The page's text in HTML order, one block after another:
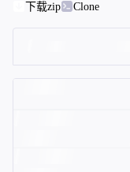
下载zip
Clone